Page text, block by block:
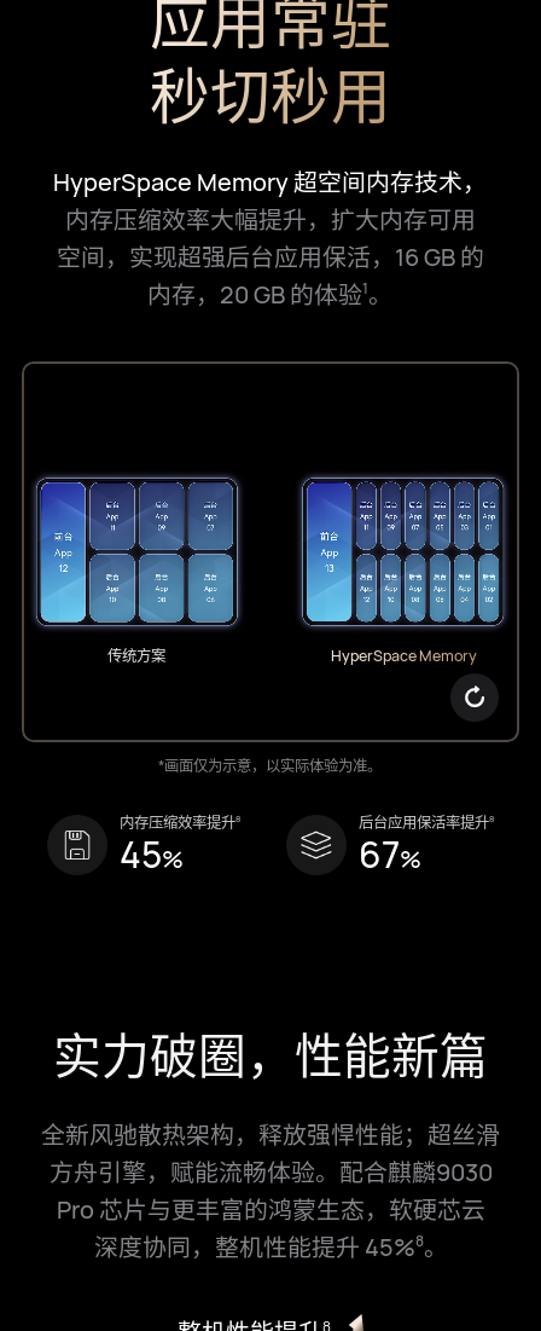
应用常驻
秒切秒用
HyperSpace Memory 超空间内存技⁠术，
内存压缩效率大幅提⁠升， 扩大内⁠存可用
空⁠间，实现超强后台应用保⁠活，16 GB 的
内存， 20 GB 的体验1。
传统方案 HyperSpace Memory
*画面仅为示意，以实际体验为准。
内存压缩效率提升8
45%
后台应用保活率提升8
67%
实力破圈，性能新篇
全新风驰散热架构，释放强悍性能；超丝滑
方舟引擎，赋能流畅体⁠验。配⁠合麒麟9030
Pro 芯片与更丰富的鸿蒙生态，软硬芯云
深⁠度协⁠同，整⁠机性能提升 45%8。